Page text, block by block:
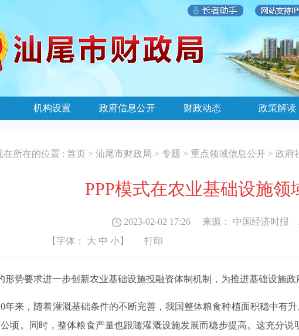
机构设置 政府信息公开 财政动态 政策解读
在所在的位置 : 首页 > 汕尾市财政局 > 专题 > 重点领域信息公开 > 政府
PPP模式在农业基础设施领
2023-02-02 17:26来源： 中国经济时报
【字体： 大 中 小】 打印
要求进一步创新农业基础设施投融资体制机制，为推进基础设施政
来，随着灌溉基础条件的不断完善，我国整体粮食种植面积稳中有升
公顷。同时，整体粮食产量也跟随灌溉设施发展而稳步提高。这充分